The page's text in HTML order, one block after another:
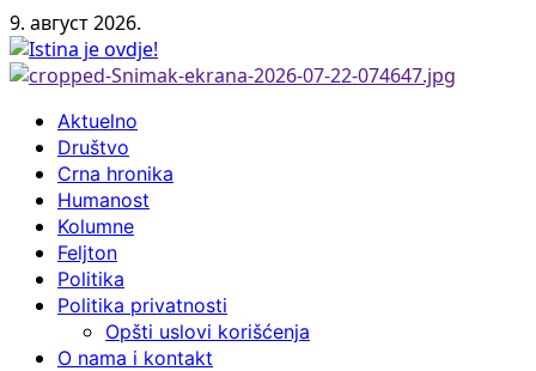
Skip
to
content
9. август 2026.
Primary
Menu
Aktuelno
Društvo
Crna hronika
Humanost
Kolumne
Feljton
Politika
Politika privatnosti
Opšti uslovi korišćenja
O nama i kontakt